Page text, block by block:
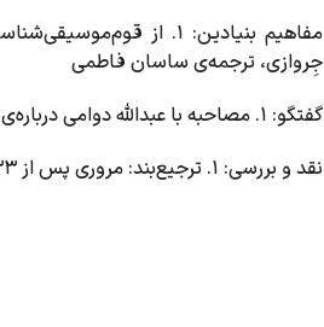
مفاهیم بنیادین:
1. از
جِروازی، ترجمه‌ی ساسان فاطمی
گفتگو:
نقد و بررسی: